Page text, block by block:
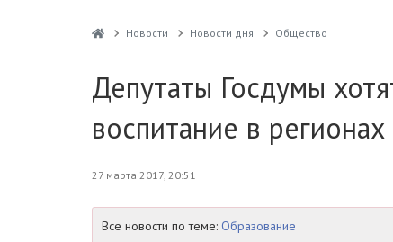
Новости Новости дня Общество
Депутаты Госдумы
воспитание в регионах
27 марта 2017, 20:51
Все новости по теме: Образование